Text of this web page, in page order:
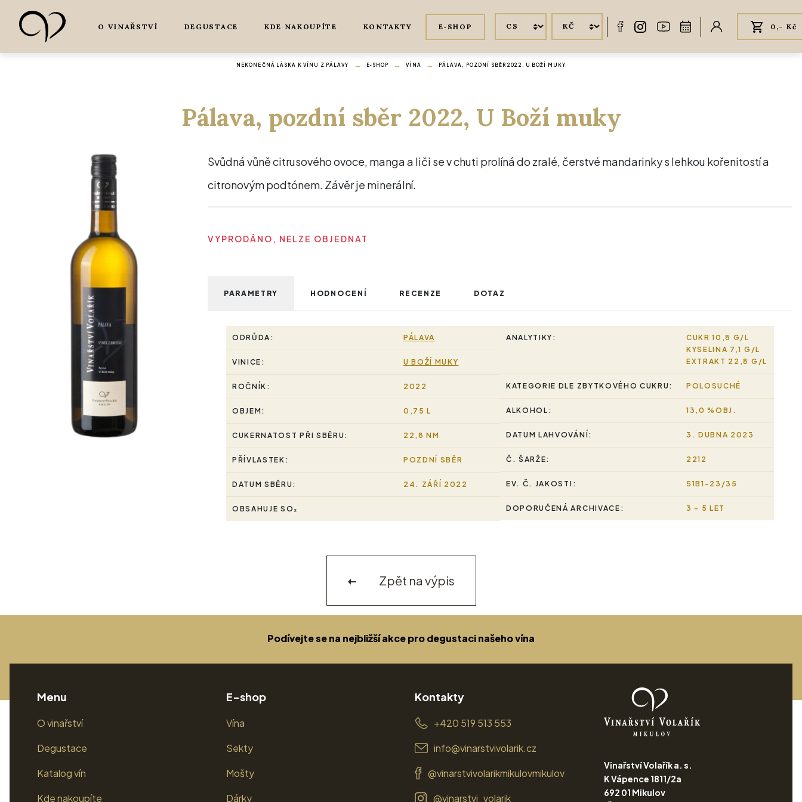
O VINAŘSTVÍ DEGUSTACE KDE NAKOUPÍTE KONTAKTY E‑SHOP 0,- Kč
NEKONEČNÁ LÁSKA K VÍNU Z PÁLAVY E‑SHOP VÍNA PÁLAVA, POZDNÍ SBĚR 2022, U BOŽÍ MUKY
Pálava, pozdní sběr 2022, U Boží muky
Svůdná vůně citrusového ovoce, manga a liči se v chuti prolíná do zralé, čerstvé mandarinky s lehkou kořenitostí a
citronovým podtónem. Závěr je minerální.
VYPRODÁNO, NELZE OBJEDNAT
PARAMETRY HODNOCENÍ RECENZE DOTAZ
ODRŮDA: PÁLAVA
VINICE: U BOŽÍ MUKY
ROČNÍK: 2022
OBJEM: 0,75 L
CUKERNATOST PŘI SBĚRU: 22,8 NM
PŘÍVLASTEK: POZDNÍ SBĚR
DATUM SBĚRU: 24. ZÁŘÍ 2022
OBSAHUJE SO₂
ANALYTIKY:
CUKR 10,8 G/L
KYSELINA 7,1 G/L
EXTRAKT 22,8 G/L
KATEGORIE DLE ZBYTKOVÉHO CUKRU: POLOSUCHÉ
ALKOHOL: 13,0 %OBJ.
DATUM LAHVOVÁNÍ: 3. DUBNA 2023
Č. ŠARŽE: 2212
EV. Č. JAKOSTI: 51B1-23/35
DOPORUČENÁ ARCHIVACE: 3 - 5 LET
Zpět na výpis
Podívejte se na nejbližší akce pro degustaci našeho vína
Menu
O vinařství
Degustace
Katalog vín
Kde nakoupíte
E-shop
Vína
Sekty
Mošty
Dárky
Kontakty
+420 519 513 553
info@vinarstvivolarik.cz
@vinarstvivolarikmikulovmikulov
@vinarstvi_volarik
Vinařství Volařík a. s.
K Vápence 1811/2a
692 01 Mikulov